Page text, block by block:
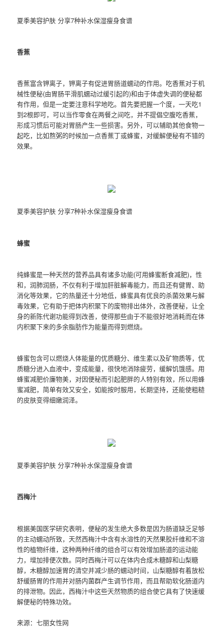
夏季美容护肤 分享7种补水保湿瘦身食谱
香蕉
香蕉富含钾离子，钾离子有促进胃肠道蠕动的作用。吃香蕉对于机
械性便秘(由胃肠平滑肌蠕动过缓引起的)和由于体虚失调的便秘都
有作用，但是一定要注意科学地吃。首先要把握一个度，一天吃1
到2根即可，可以当作零食在两餐之间吃，并不提倡空腹吃香蕉，
形成习惯后可能对胃肠产生一些损害。另外，可以辅助其他食物一
起吃，比如熬粥的时候加一点香蕉丁或蜂蜜，对缓解便秘有不错的
效果。
夏季美容护肤 分享7种补水保湿瘦身食谱
蜂蜜
纯蜂蜜是一种天然的营养品具有诸多功能(可用蜂蜜断食减肥)，性
和，润肺润肠，不仅有利于增加肝脏解毒能力，而且还有健胃、助
消化等效果，它的热量还十分地低，蜂蜜具有优良的杀菌效果与解
毒效果，它有助于把体内积聚下的废物排出体外，改善便秘，让全
身的新陈代谢功能得到改善，使得那些由于不能很好地消耗而在体
内积聚下来的多余脂肪作为能量而得到燃烧。
蜂蜜包含可以燃烧人体能量的优质糖分、维生素以及矿物质等，优
质糖分进入血液中，变成能量，很快地消除疲劳，缓解饥饿感。用
蜂蜜减肥价廉物美，对因便秘而引起肥胖的人特别有效，所以用蜂
蜜减肥，简单有效又安全，如能按时服用，长期坚持，还能使粗糙
的皮肤变得细嫩润泽。
夏季美容护肤 分享7种补水保湿瘦身食谱
西梅汁
根据美国医学研究表明，便秘的发生绝大多数是因为肠道缺乏足够
的主动蠕动所致，天然西梅汁中含有水溶性的天然果胶纤维和不溶
性的植物纤维，这种两种纤维的组合可以有效增加肠道的运动能
力，增加排便次数。同时西梅汁可以在体内合成木糖醇和山梨糖
醇，木糖醇加速胃的清空并减少肠的蠕动时间，山梨糖醇有着放松
舒缓肠胃的作用并对肠内菌群产生调节作用，而且帮助软化肠道内
的排泄物。因此，西梅汁中这些天然物质的组合使它具有了快速缓
解便秘的特殊功效。
来源：七丽女性网